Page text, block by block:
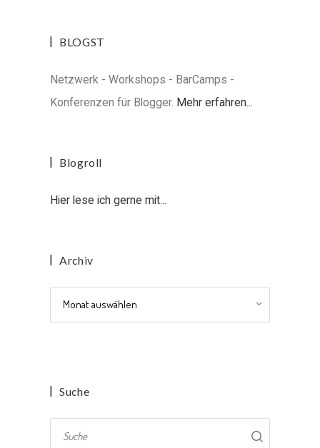
BLOGST
Netzwerk - Workshops - BarCamps -
Konferenzen für Blogger. Mehr erfahren...
Blogroll
Hier lese ich gerne mit...
Archiv
Suche